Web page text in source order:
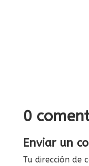
0
Enviar un
Tu dirección de